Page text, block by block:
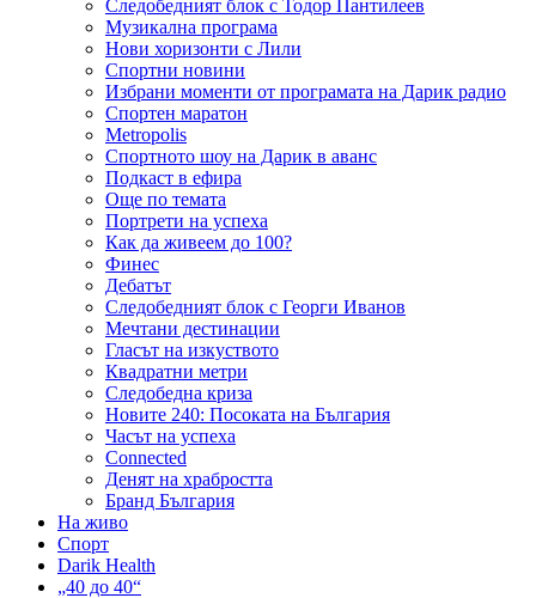
Следобедният блок с Тодор Пантилеев
Музикална програма
Нови хоризонти с Лили
Спортни новини
Избрани моменти от програмата на Дарик радио
Спортен маратон
Metropolis
Спортното шоу на Дарик в аванс
Подкаст в ефира
Още по темата
Портрети на успеха
Как да живеем до 100?
Финес
Дебатът
Следобедният блок с Георги Иванов
Мечтани дестинации
Гласът на изкуството
Квадратни метри
Следобедна криза
Новите 240: Посоката на България
Часът на успеха
Connected
Денят на храбростта
Бранд България
На живо
Спорт
Darik Health
„40 до 40“